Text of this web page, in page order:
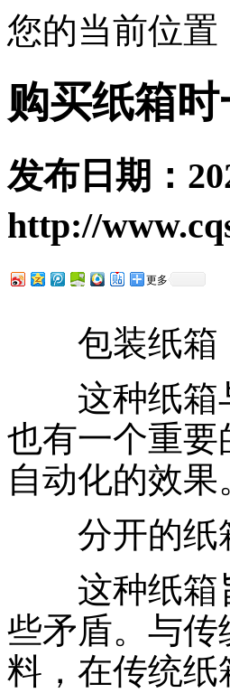
您的当前位置
购买纸箱
发布日期：
http://
更多
包装纸箱
这种纸箱与
也有一个重
自动化的效果
分开的纸
这种纸箱旨
些矛盾。与
料，在传统